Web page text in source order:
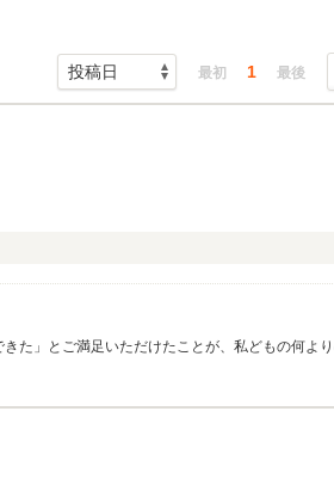
最初 1 最後
ご満足いただけたことが、私どもの何よりの喜び